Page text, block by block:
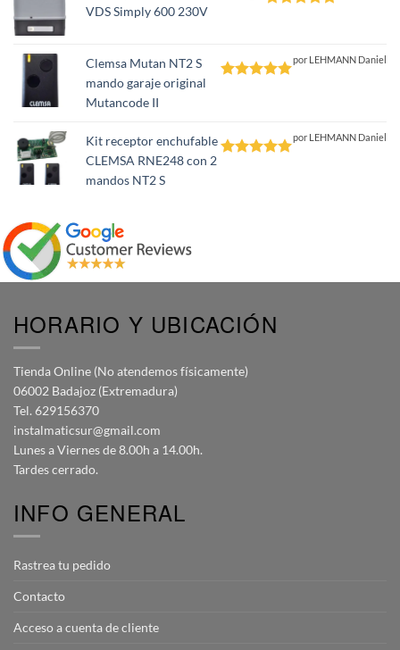
VDS Simply 600 230V
Clemsa Mutan NT2 S
mando garaje original
Mutancode II
por LEHMANN Daniel
Kit receptor enchufable
CLEMSA RNE248 con 2
mandos NT2 S
por LEHMANN Daniel
HORARIO Y UBICACIÓN
Tienda Online (No atendemos físicamente)
06002 Badajoz (Extremadura)
Tel. 629156370
instalmaticsur@gmail.com
Lunes a Viernes de 8.00h a 14.00h.
Tardes cerrado.
INFO GENERAL
Rastrea tu pedido
Contacto
Acceso a cuenta de cliente